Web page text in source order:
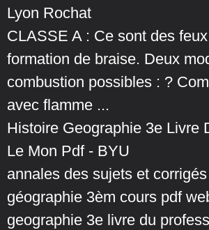
Lyon Rochat
CLASSE A : Ce sont des
formation de braise. Deux
combustion possibles : ?
avec flamme ...
Histoire Geographie 3e Livre
Le Mon Pdf - BYU
annales des sujets et
géographie 3èm cours pdf
geographie 3e livre du